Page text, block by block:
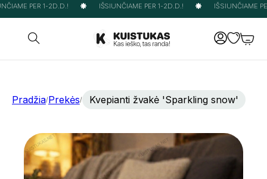
PER 1-2D.D.! IŠSIUNČIAME PER 1-2D.D.! IŠSIUNČIAME
Pradžia/Prekės/ Kvepianti žvakė 'Sparkling snow'